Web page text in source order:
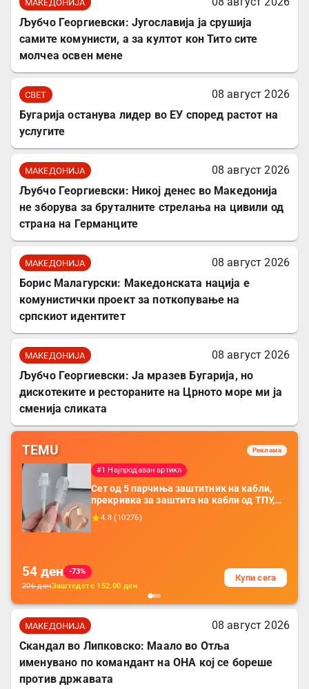
МАКЕДОНИЈА
Љубчо Георгиевски: Југославија ја срушија
самите комунисти, а за култот кон Тито сите
молчеа освен мене
СВЕТ
08 август 2026
Бугарија останува лидер во ЕУ според растот на
услугите
МАКЕДОНИЈА
08 август 2026
Љубчо Георгиевски: Никој денес во Македонија
не зборува за бруталните стрелања на цивили од
страна на Германците
МАКЕДОНИЈА
08 август 2026
Борис Малагурски: Македонската нација е
комунистички проект за поткопување на
српскиот идентитет
МАКЕДОНИЈА
08 август 2026
Љубчо Георгиевски: Ја мразев Бугарија, но
дискотеките и рестораните на Црното море ми ја
сменија сликата
TEMU Реклама
#1 Најпродаван артикл
Сет од 5 парчиња заштитник на кабли,
прекривка за заштита на кабли од ТПУ,
додатоци за заштита на кабли, без
батерија, за мобилни телефони, комплет
4.8 ( 10276)
54 ден
-73%
206денЗаштедете 152.00 ден
Купи сега
МАКЕДОНИЈА
08 август 2026
Скандал во Липковско: Маало во Отља
именувано по командант на ОНА кој се бореше
против државата